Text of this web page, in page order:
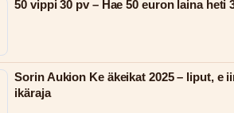
50 vippi 30 pv – Hae 50 euron laina heti
Sorin Aukion Ke äkeikat 2025 – liput, e
ikäraja